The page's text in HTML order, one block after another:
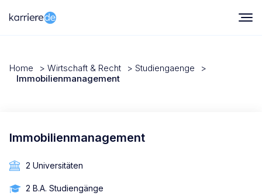
Home > Wirtschaft & Recht > Studiengaenge
>
Immobilienmanagement
Immobilienmanagement
2 Universitäten
2 B.A. Studiengänge